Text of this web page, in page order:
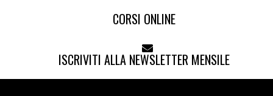
CORSI ONLINE
ISCRIVITI ALLA NEWSLETTER MENSILE